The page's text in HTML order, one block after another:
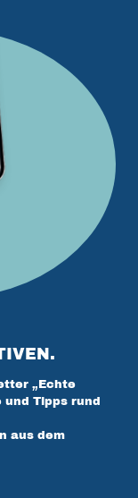
„Echte
Tipps rund
aus dem